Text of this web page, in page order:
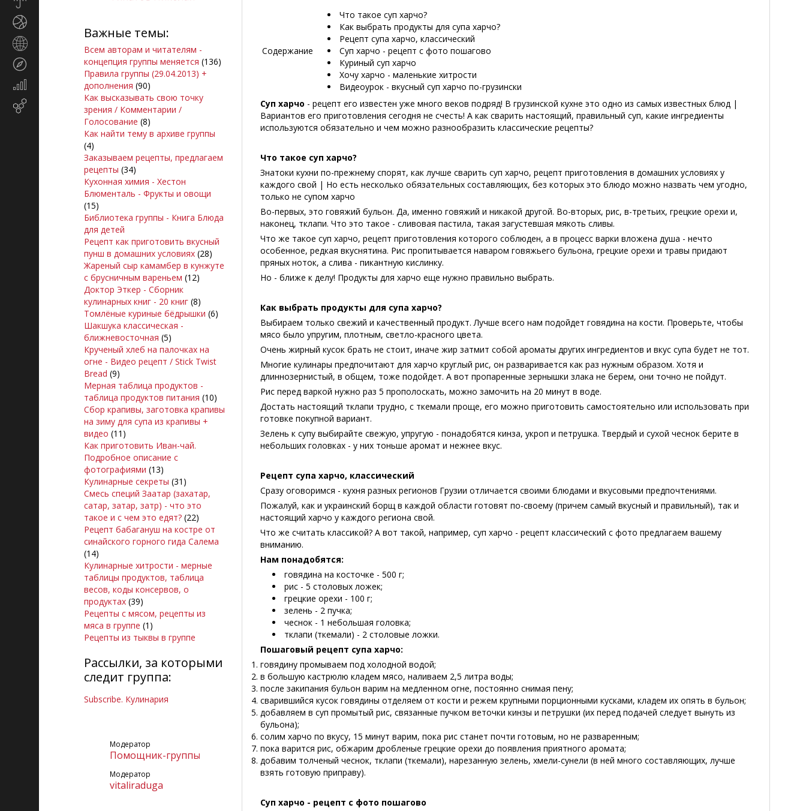
Экономика
маркетинг
Важные темы:
Всем авторам и читателям -
концепция группы меняется (136)
Правила группы (29.04.2013) +
дополнения (90)
Как высказывать свою точку
зрения / Комментарии /
Голосование (8)
Как найти тему в архиве группы
(4)
Заказываем рецепты, предлагаем
рецепты (34)
Кухонная химия - Хестон
Блюменталь - Фрукты и овощи
(15)
Библиотека группы - Книга Блюда
для детей
Рецепт как приготовить вкусный
пунш в домашних условиях (28)
Жареный сыр камамбер в кунжуте
с брусничным вареньем (12)
Доктор Эткер - Сборник
кулинарных книг - 20 книг (8)
Томлёные куриные бёдрышки (6)
Шакшука классическая -
ближневосточная (5)
Крученый хлеб на палочках на
огне - Видео рецепт / Stick Twist
Bread (9)
Мерная таблица продуктов -
таблица продуктов питания (10)
Сбор крапивы, заготовка крапивы
на зиму для супа из крапивы +
видео (11)
Как приготовить Иван-чай.
Подробное описание с
фотографиями (13)
Кулинарные секреты (31)
Смесь специй Заатар (захатар,
сатар, затар, затр) - что это
такое и с чем это едят? (22)
Рецепт бабагануш на костре от
синайского горного гида Салема
(14)
Кулинарные хитрости - мерные
таблицы продуктов, таблица
весов, коды консервов, о
продуктах (39)
Рецепты с мясом, рецепты из
мяса в группе (1)
Рецепты из тыквы в группе
Рассылки, за которыми
следит группа:
Subscribe. Кулинария
Модератор
Помощник-группы
Модератор
vitaliraduga
Содержание
Что такое суп харчо?
Как выбрать продукты для супа харчо?
Рецепт супа харчо, классический
Суп харчо - рецепт с фото пошагово
Куриный суп харчо
Хочу харчо - маленькие хитрости
Видеоурок - вкусный суп харчо по-грузински
Суп харчо - рецепт его известен уже много веков подряд! В грузинской кухне это одно из самых известных блюд |
Вариантов его приготовления сегодня не счесть! А как сварить настоящий, правильный суп, какие ингредиенты
используются обязательно и чем можно разнообразить классические рецепты?
Что такое суп харчо?
Знатоки кухни по-прежнему спорят, как лучше сварить суп харчо, рецепт приготовления в домашних условиях у
каждого свой | Но есть несколько обязательных составляющих, без которых это блюдо можно назвать чем угодно,
только не супом харчо
Во-первых, это говяжий бульон. Да, именно говяжий и никакой другой. Во-вторых, рис, в-третьих, грецкие орехи и,
наконец, тклапи. Что это такое - сливовая пастила, такая загустевшая мякоть сливы.
Что же такое суп харчо, рецепт приготовления которого соблюден, а в процесс варки вложена душа - нечто
особенное, редкая вкуснятина. Рис пропитывается наваром говяжьего бульона, грецкие орехи и травы придают
пряных ноток, а слива - пикантную кислинку.
Но - ближе к делу! Продукты для харчо еще нужно правильно выбрать.
Как выбрать продукты для супа харчо?
Выбираем только свежий и качественный продукт. Лучше всего нам подойдет говядина на кости. Проверьте, чтобы
мясо было упругим, плотным, светло-красного цвета.
Очень жирный кусок брать не стоит, иначе жир затмит собой ароматы других ингредиентов и вкус супа будет не тот.
Многие кулинары предпочитают для харчо круглый рис, он разваривается как раз нужным образом. Хотя и
длиннозернистый, в общем, тоже подойдет. А вот пропаренные зернышки злака не берем, они точно не пойдут.
Рис перед варкой нужно раз 5 прополоскать, можно замочить на 20 минут в воде.
Достать настоящий тклапи трудно, с ткемали проще, его можно приготовить самостоятельно или использовать при
готовке покупной вариант.
Зелень к супу выбирайте свежую, упругую - понадобятся кинза, укроп и петрушка. Твердый и сухой чеснок берите в
небольших головках - у них тоньше аромат и нежнее вкус.
Рецепт супа харчо, классический
Сразу оговоримся - кухня разных регионов Грузии отличается своими блюдами и вкусовыми предпочтениями.
Пожалуй, как и украинский борщ в каждой области готовят по-своему (причем самый вкусный и правильный), так и
настоящий харчо у каждого региона свой.
Что же считать классикой? А вот такой, например, суп харчо - рецепт классический с фото предлагаем вашему
вниманию.
Нам понадобятся:
говядина на косточке - 500 г;
рис - 5 столовых ложек;
грецкие орехи - 100 г;
зелень - 2 пучка;
чеснок - 1 небольшая головка;
тклапи (ткемали) - 2 столовые ложки.
Пошаговый рецепт супа харчо:
говядину промываем под холодной водой;
в большую кастрюлю кладем мясо, наливаем 2,5 литра воды;
после закипания бульон варим на медленном огне, постоянно снимая пену;
сварившийся кусок говядины отделяем от кости и режем крупными порционными кусками, кладем их опять в бульон;
добавляем в суп промытый рис, связанные пучком веточки кинзы и петрушки (их перед подачей следует вынуть из
бульона);
солим харчо по вкусу, 15 минут варим, пока рис станет почти готовым, но не разваренным;
пока варится рис, обжарим дробленые грецкие орехи до появления приятного аромата;
добавим толченый чеснок, тклапи (ткемали), нарезанную зелень, хмели-сунели (в ней много составляющих, лучше
взять готовую приправу).
Суп харчо - рецепт с фото пошагово